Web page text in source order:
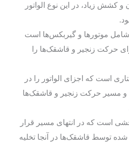
و کشش زیاد، در این نوع الواتور
موتورها و گیربکس‌ها است
حرکت زنجیر و قاشقک‌ها را
است که اجزای الواتور را در
مسیر حرکت زنجیر و قاشقک‌ها
است که در انتهای مسیر قرار
شده توسط قاشقک‌ها در آنجا تخلیه